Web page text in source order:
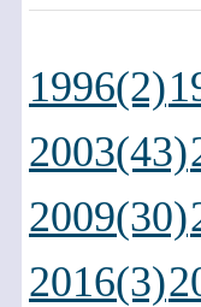
1996(2)
2003(43)
2009(30)
2016(3)